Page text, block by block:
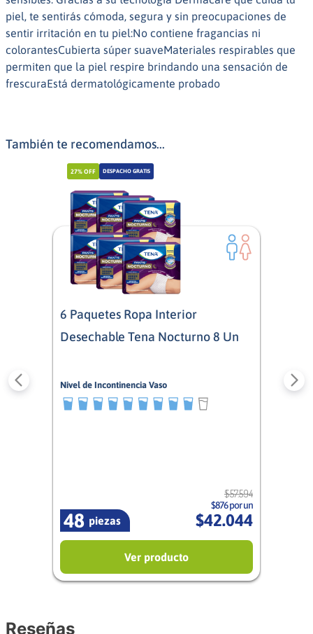
piel, te sentirás cómoda, segura y sin preocupaciones de
sentir irritación en tu piel:No contiene fragancias ni
colorantesCubierta súper suaveMateriales respirables que
permiten que la piel respire brindando una sensación de
frescuraEstá dermatológicamente probado
También te recomendamos...
27% OFF DESPACHO GRATIS
6 Paquetes Ropa Interior
Desechable Tena Nocturno 8 Un
Nivel de Incontinencia Vaso
9/10
piezas
48
$57.594
$876 por un
$42.044
Ver producto
Reseñas